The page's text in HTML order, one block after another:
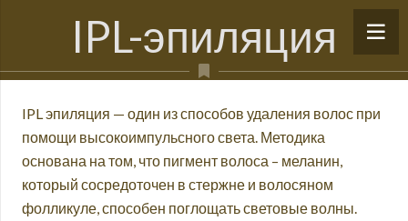
IPL-эпиляция
IPL эпиляция — один из способов удаления волос при
помощи высокоимпульсного света. Методика
основана на том, что пигмент волоса – меланин,
который сосредоточен в стержне и волосяном
фолликуле, способен поглощать световые волны.